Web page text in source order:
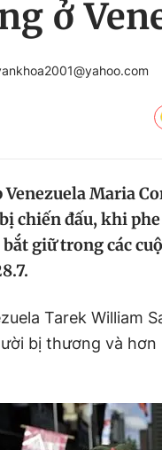
ở
Venezuela Maria
chiến đấu, khi
giữ trong các
Tarek William
bị thương và